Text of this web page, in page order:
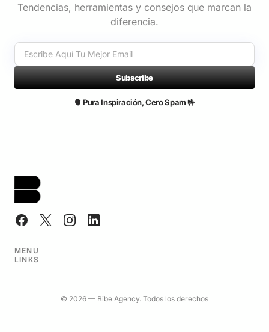
Tendencias, herramientas y consejos que marcan la
diferencia.
Subscribe
🫀 Pura Inspiración, Cero Spam 🤟
MENU
LINKS
© 2026 — Bibe Agency. Todos los derechos